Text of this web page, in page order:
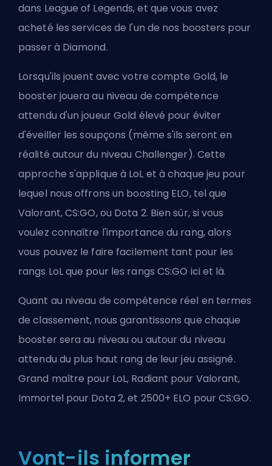
dans League of Legends, et que vous avez
acheté les services de l'un de nos boosters pour
passer à Diamond.
Lorsqu'ils jouent avec votre compte Gold, le
booster jouera au niveau de compétence
attendu d'un joueur Gold élevé pour éviter
d'éveiller les soupçons (même s'ils seront en
réalité autour du niveau Challenger). Cette
approche s'applique à LoL et à chaque jeu pour
lequel nous offrons un boosting ELO, tel que
Valorant,CS:GO, ou Dota 2. Bien sûr, si vous
voulez connaître l'importance du rang, alors
vous pouvez le faire facilement tant pour les
rangs LoL que pour les rangs CS:GO ici et là.
Quant au niveau de compétence réel en termes
de classement, nous garantissons que chaque
booster sera au niveau ou autour du niveau
attendu du plus haut rang de leur jeu assigné.
Grand maître pour LoL, Radiant pour Valorant,
Immortel pour Dota 2, et 2500+ ELO pour CS:GO.
Vont-ils informer